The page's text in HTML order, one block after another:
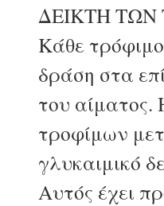
ΔΕΙΚΤΗ
Κάθε
δράση στα
του
τροφίμων
γλυκαιμικό
Αυτός έχει